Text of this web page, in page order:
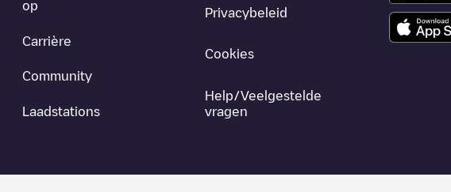
op
Carrière
Community
Laadstations
Privacybeleid
Cookies
Help/Veelgestelde
vragen